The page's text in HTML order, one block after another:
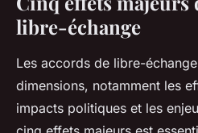
libre-échange
Les accords de libre-
dimensions, notamment les
impacts politiques et les